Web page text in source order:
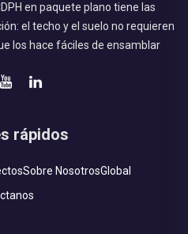
en paquete plano tiene las
el techo y el suelo no requieren
los hace fáciles de ensamblar
rápidos
Sobre NosotrosGlobal